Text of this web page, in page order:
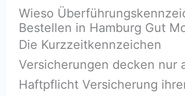
Wieso
Bestellen in Hamburg Gut
Die Kurzzeitkennzeichen
Versicherungen decken nur
Haftpflicht Versicherung